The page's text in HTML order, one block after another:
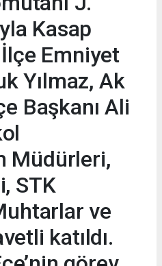
Kasap
Emniyet
Yılmaz, Ak
Başkanı Ali
Müdürleri,
STK
ve
katıldı.